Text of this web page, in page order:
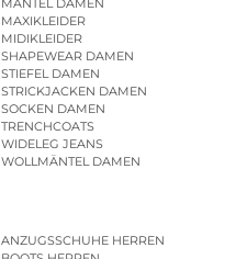
MAXIKLEIDER
MIDIKLEIDER
SHAPEWEAR DAMEN
STIEFEL DAMEN
STRICKJACKEN DAMEN
SOCKEN DAMEN
TRENCHCOATS
WIDELEG JEANS
WOLLMÄNTEL DAMEN
ANZUGSSCHUHE HERREN